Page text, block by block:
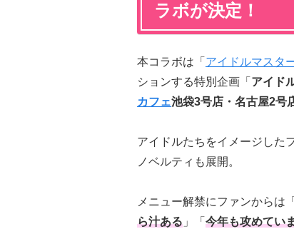
ラボが決定！
本コラボは「 アイドルマスタ
ションする特別企画「 アイド
カフェ池袋3号店・名古屋2号
アイドルたちをイメージした
ノベルティも展開。
メニュー解禁にファンからは「
ら汁ある 」「 今年も攻めてい